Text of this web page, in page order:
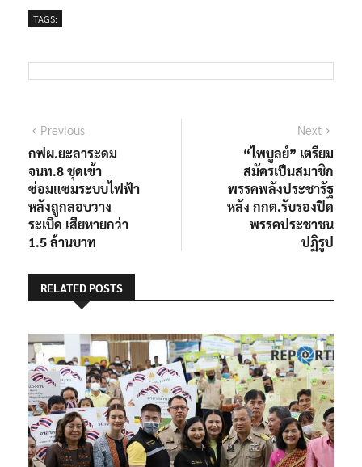
TAGS:
Previous
กฟผ.ยะลาระดม
จนท.8 ชุดเข้า
ซ่อมแซมระบบไฟฟ้า
หลังถูกลอบวาง
ระเบิด เสียหายกว่า
1.5 ล้านบาท
Next
“ไพบูลย์” เตรียม
สมัครเป็นสมาชิก
พรรคพลังประชารัฐ
หลัง กกต.รับรองปิด
พรรคประชาชน
ปฏิรูป
RELATED POSTS